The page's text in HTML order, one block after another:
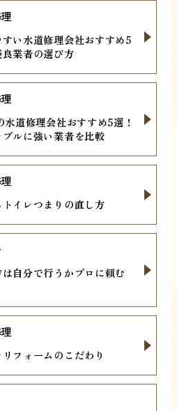
い水道修理会社おすすめ5
業者の選び方
道修理会社おすすめ5選！
ルに強い業者を比較
イレつまりの直し方
自分で行うかプロに頼む
フォームのこだわり